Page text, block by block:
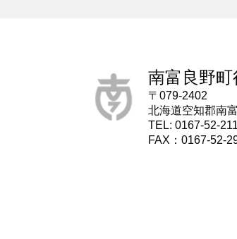
南富良野町
〒079-2402
北海道空知郡南
TEL: 0167-52-
FAX：0167-52-